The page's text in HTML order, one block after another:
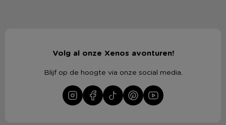
Volg al onze Xenos avonturen!
Blijf op de hoogte via onze social media.